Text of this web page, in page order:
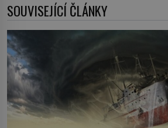
SOUVISEJÍCÍ ČLÁNKY